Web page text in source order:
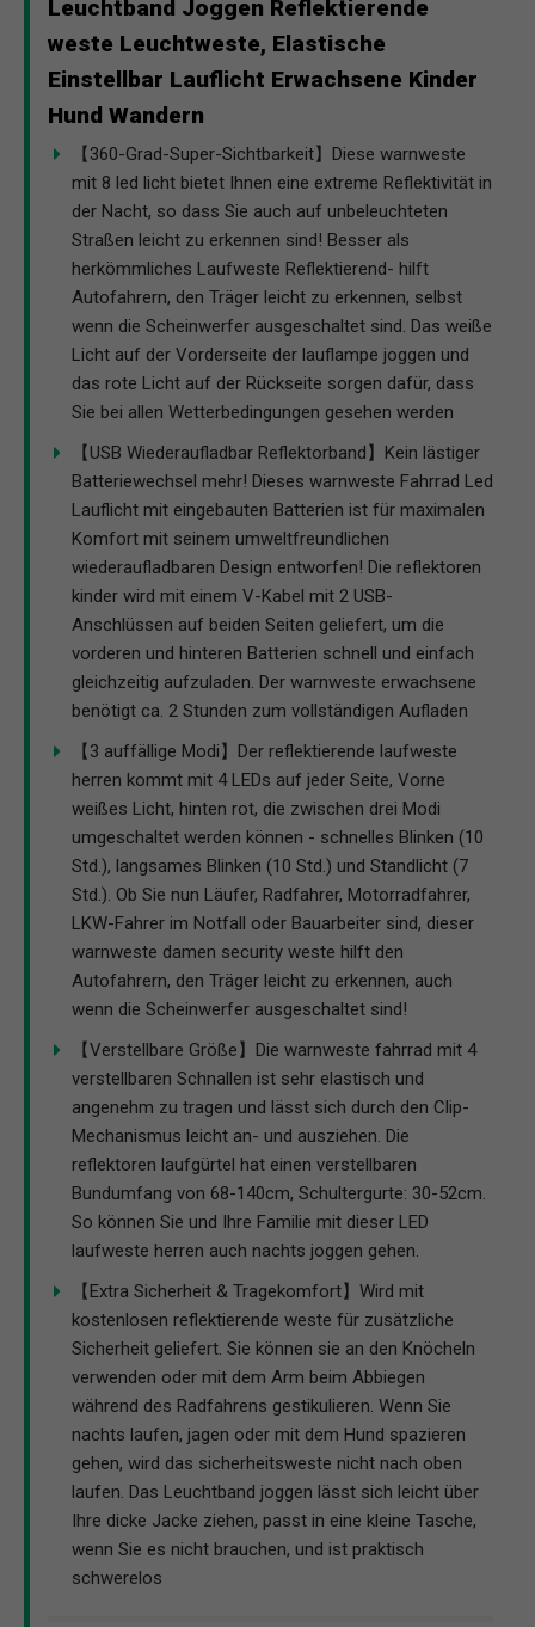
Leuchtband Joggen Reflektierende
weste Leuchtweste, Elastische
Einstellbar Lauflicht Erwachsene Kinder
Hund Wandern
【360-Grad-Super-Sichtbarkeit】Diese warnweste
mit 8 led licht bietet Ihnen eine extreme Reflektivität in
der Nacht, so dass Sie auch auf unbeleuchteten
Straßen leicht zu erkennen sind! Besser als
herkömmliches Laufweste Reflektierend- hilft
Autofahrern, den Träger leicht zu erkennen, selbst
wenn die Scheinwerfer ausgeschaltet sind. Das weiße
Licht auf der Vorderseite der lauflampe joggen und
das rote Licht auf der Rückseite sorgen dafür, dass
Sie bei allen Wetterbedingungen gesehen werden
【USB Wiederaufladbar Reflektorband】Kein lästiger
Batteriewechsel mehr! Dieses warnweste Fahrrad Led
Lauflicht mit eingebauten Batterien ist für maximalen
Komfort mit seinem umweltfreundlichen
wiederaufladbaren Design entworfen! Die reflektoren
kinder wird mit einem V-Kabel mit 2 USB-
Anschlüssen auf beiden Seiten geliefert, um die
vorderen und hinteren Batterien schnell und einfach
gleichzeitig aufzuladen. Der warnweste erwachsene
benötigt ca. 2 Stunden zum vollständigen Aufladen
【3 auffällige Modi】Der reflektierende laufweste
herren kommt mit 4 LEDs auf jeder Seite, Vorne
weißes Licht, hinten rot, die zwischen drei Modi
umgeschaltet werden können - schnelles Blinken (10
Std.), langsames Blinken (10 Std.) und Standlicht (7
Std.). Ob Sie nun Läufer, Radfahrer, Motorradfahrer,
LKW-Fahrer im Notfall oder Bauarbeiter sind, dieser
warnweste damen security weste hilft den
Autofahrern, den Träger leicht zu erkennen, auch
wenn die Scheinwerfer ausgeschaltet sind!
【Verstellbare Größe】Die warnweste fahrrad mit 4
verstellbaren Schnallen ist sehr elastisch und
angenehm zu tragen und lässt sich durch den Clip-
Mechanismus leicht an- und ausziehen. Die
reflektoren laufgürtel hat einen verstellbaren
Bundumfang von 68-140cm, Schultergurte: 30-52cm.
So können Sie und Ihre Familie mit dieser LED
laufweste herren auch nachts joggen gehen.
【Extra Sicherheit & Tragekomfort】Wird mit
kostenlosen reflektierende weste für zusätzliche
Sicherheit geliefert. Sie können sie an den Knöcheln
verwenden oder mit dem Arm beim Abbiegen
während des Radfahrens gestikulieren. Wenn Sie
nachts laufen, jagen oder mit dem Hund spazieren
gehen, wird das sicherheitsweste nicht nach oben
laufen. Das Leuchtband joggen lässt sich leicht über
Ihre dicke Jacke ziehen, passt in eine kleine Tasche,
wenn Sie es nicht brauchen, und ist praktisch
schwerelos